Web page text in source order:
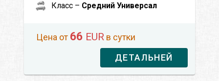
Класс – Средний Универсал
Цена от 66 EUR в сутки
ДЕТАЛЬНЕЙ